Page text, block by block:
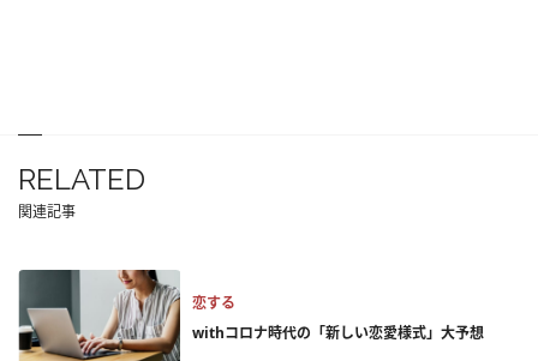
RELATED
関連記事
恋する
withコロナ時代の「新しい恋愛様式」大予想